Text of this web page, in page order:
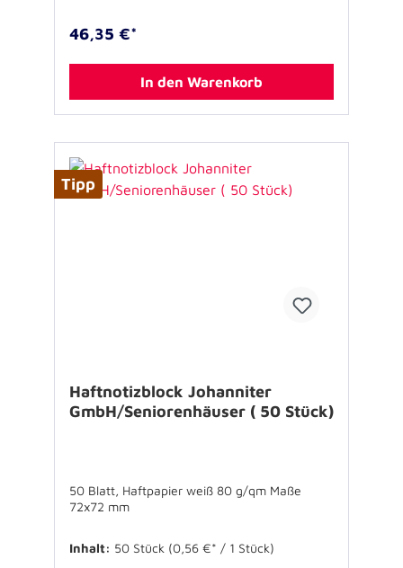
46,35 €*
In den Warenkorb
Tipp
Haftnotizblock Johanniter
GmbH/Seniorenhäuser ( 50 Stück)
50 Blatt, Haftpapier weiß 80 g/qm Maße
72x72 mm
Inhalt: 50 Stück (0,56 €* / 1 Stück)